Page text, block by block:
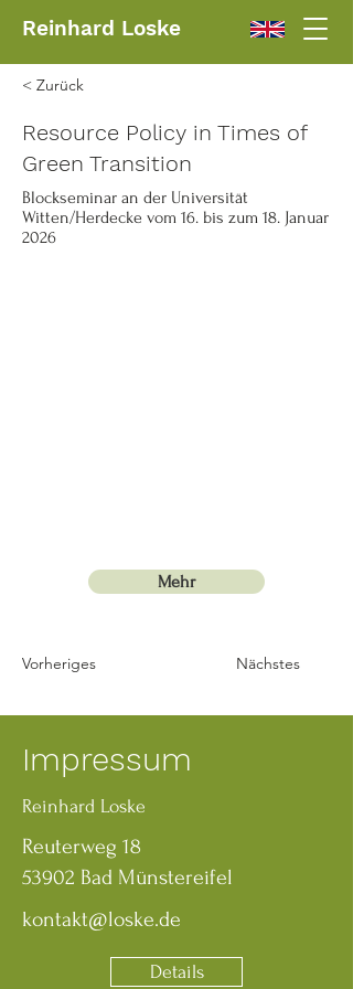
Reinhard Loske
< Zurück
Resource Policy in Times of
Green Transition
Blockseminar an der Universität
Witten/Herdecke vom 16. bis zum 18. Januar
2026
Mehr
Vorheriges Nächstes
Impressum
Reinhard Loske
Reuterweg 18
53902 Bad Münstereifel
kontakt@loske.de
Details